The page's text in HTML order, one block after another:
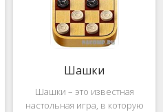
Шашки
Шашки – это известная
настольная игра, в которую